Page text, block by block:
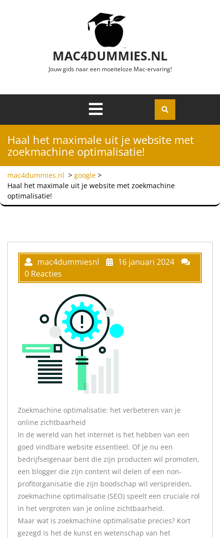
MAC4DUMMIES.NL
Jouw gids naar een moeiteloze Mac-ervaring!
Openen
Haal het maximale uit je website met
zoekmachine optimalisatie!
mac4dummies.nl > google >
Haal het maximale uit je website met zoekmachine
optimalisatie!
mac4dummiesnl
16 januari 2024
0 Reacties
Zoekmachine optimalisatie: het verbeteren van je
online zichtbaarheid
In de wereld van het internet is het hebben van een
goed vindbare website essentieel. Of je nu een
bedrijfseigenaar bent die zijn producten wil promoten,
een blogger die zijn content wil delen of een non-
profitorganisatie die zijn boodschap wil verspreiden,
zoekmachine optimalisatie (SEO) speelt een cruciale rol
in het vergroten van je online zichtbaarheid.
Maar wat is zoekmachine optimalisatie precies? Kort
gezegd is het de kunst en wetenschap van het